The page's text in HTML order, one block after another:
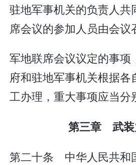
驻地军事机关的负责人共
席会议的参加人员由会议
军地联席会议议定的事项
府和驻地军事机关根据各
工办理，重大事项应当分
第三章 武装
第二十条 中华人民共和